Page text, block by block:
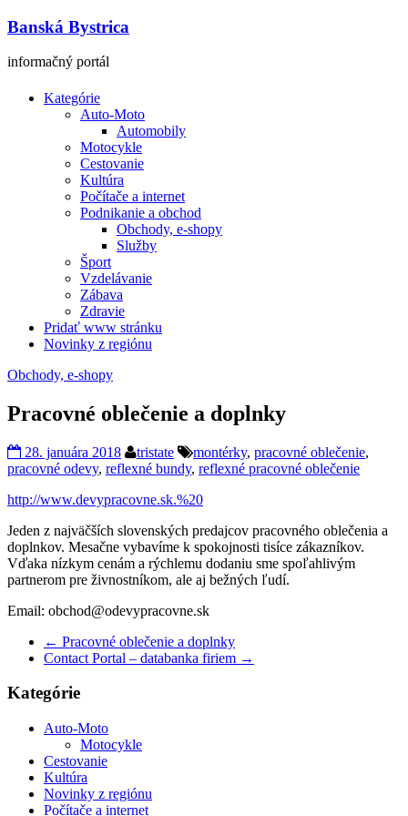
Banská Bystrica
informačný portál
Kategórie
Auto-Moto
Automobily
Motocykle
Cestovanie
Kultúra
Počítače a internet
Podnikanie a obchod
Obchody, e-shopy
Služby
Šport
Vzdelávanie
Zábava
Zdravie
Pridať www stránku
Novinky z regiónu
Obchody, e-shopy
Pracovné oblečenie a doplnky
28. januára 2018 tristate montérky, pracovné oblečenie,
pracovné odevy, reflexné bundy, reflexné pracovné oblečenie
http://www.devypracovne.sk.%20
Jeden z najväčších slovenských predajcov pracovného oblečenia a
doplnkov. Mesačne vybavíme k spokojnosti tisíce zákazníkov.
Vďaka nízkym cenám a rýchlemu dodaniu sme spoľahlivým
partnerom pre živnostníkom, ale aj bežných ľudí.
Email: obchod@odevypracovne.sk
← Pracovné oblečenie a doplnky
Contact Portal – databanka firiem →
Kategórie
Auto-Moto
Motocykle
Cestovanie
Kultúra
Novinky z regiónu
Počítače a internet